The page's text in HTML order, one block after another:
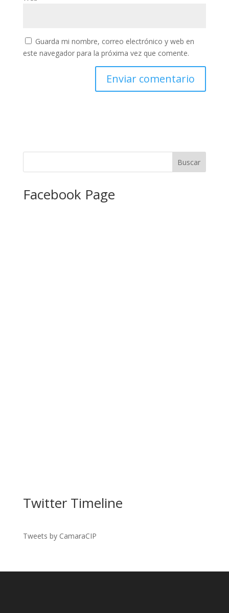
Guarda mi nombre, correo electrónico y web en
este navegador para la próxima vez que comente.
Facebook Page
Twitter Timeline
Tweets by CamaraCIP